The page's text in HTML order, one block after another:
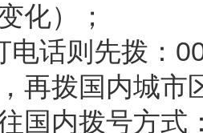
化）；
电话则先拨：
再拨国内城市
国内拨号方式